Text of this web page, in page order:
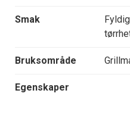
Smak
Bruksområde
Egenskaper